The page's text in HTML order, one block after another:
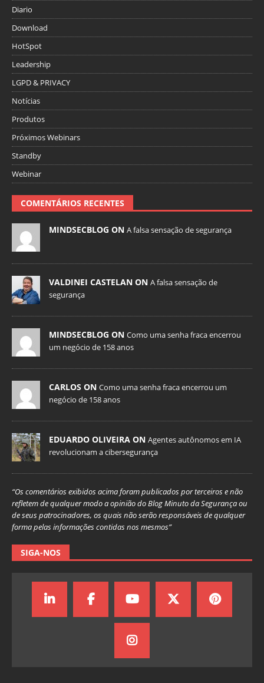
Diario
Download
HotSpot
Leadership
LGPD & PRIVACY
Notícias
Produtos
Próximos Webinars
Standby
Webinar
COMENTÁRIOS RECENTES
MINDSECBLOG ON A falsa sensação de segurança
VALDINEI CASTELAN ON A falsa sensação de
segurança
MINDSECBLOG ON Como uma senha fraca encerrou
um negócio de 158 anos
CARLOS ON Como uma senha fraca encerrou um
negócio de 158 anos
EDUARDO OLIVEIRA ON Agentes autônomos em IA
revolucionam a cibersegurança
“Os comentários exibidos acima foram publicados por terceiros e não
refletem de qualquer modo a opinião do Blog Minuto da Segurança ou
de seus patrocinadores, os quais não serão responsáveis de qualquer
forma pelas informações contidas nos mesmos”
SIGA-NOS